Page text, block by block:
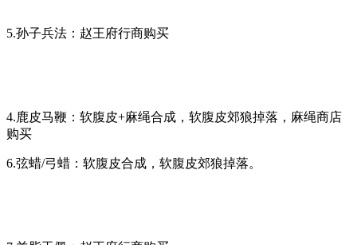
5.孙子兵法：赵王府行商购买
4.鹿皮马鞭：软腹皮+麻绳合成，软腹皮郊狼掉落，麻绳商店
购买
6.弦蜡/弓蜡：软腹皮合成，软腹皮郊狼掉落。